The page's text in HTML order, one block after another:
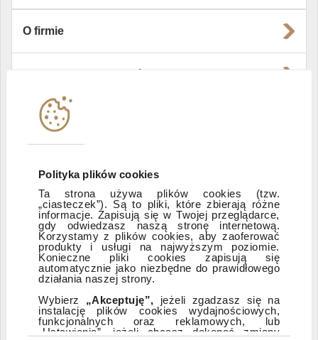
Polityka plików cookies
Ta strona używa plików cookies (tzw.
„ciasteczek”). Są to pliki, które zbierają różne
informacje. Zapisują się w Twojej przeglądarce,
gdy odwiedzasz naszą stronę internetową.
Korzystamy z plików cookies, aby zaoferować
produkty i usługi na najwyższym poziomie.
Konieczne pliki cookies zapisują się
automatycznie jako niezbędne do prawidłowego
działania naszej strony.
Wybierz „Akceptuję”, jeżeli zgadzasz się na
instalację plików cookies wydajnościowych,
funkcjonalnych oraz reklamowych, lub
„Ustawienia”, jeżeli chcesz dokonać zmiany
O firmie
Instytucje współpracujące
Zastrzeżenia prawne
ESG